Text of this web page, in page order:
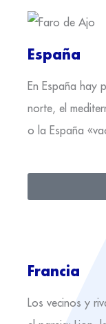
España
En España hay
norte, el
o la España
Francia
Los vecinos y